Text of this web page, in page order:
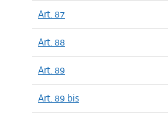
Art. 87
Art. 88
Art. 89
Art. 89 bis